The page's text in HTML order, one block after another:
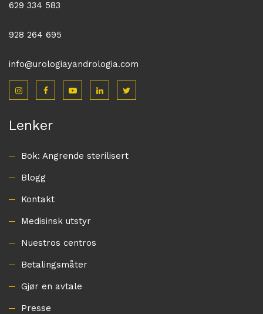
629 334 583
928 264 695
info@urologiayandrologia.com
Lenker
Bok: Angrende sterilisert
Blogg
Kontakt
Medisinsk utstyr
Nuestros centros
Betalingsmåter
Gjør en avtale
Presse